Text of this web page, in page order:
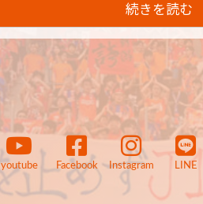
続きを読む
youtube Facebook Instagram LINE